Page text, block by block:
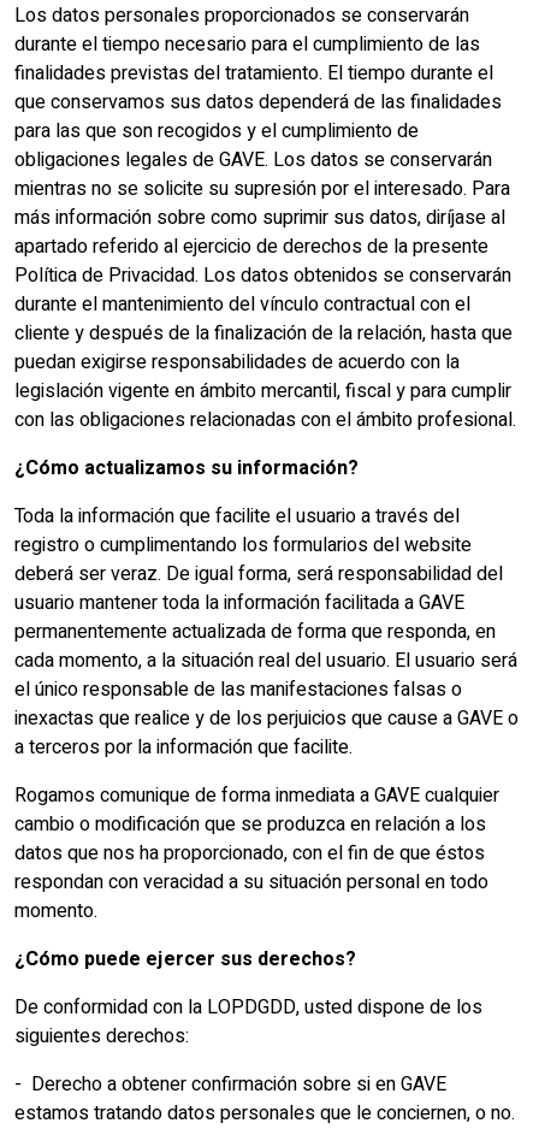
Los datos personales proporcionados se conservarán
durante el tiempo necesario para el cumplimiento de las
finalidades previstas del tratamiento. El tiempo durante el
que conservamos sus datos dependerá de las finalidades
para las que son recogidos y el cumplimiento de
obligaciones legales de GAVE. Los datos se conservarán
mientras no se solicite su supresión por el interesado. Para
más información sobre como suprimir sus datos, diríjase al
apartado referido al ejercicio de derechos de la presente
Política de Privacidad. Los datos obtenidos se conservarán
durante el mantenimiento del vínculo contractual con el
cliente y después de la finalización de la relación, hasta que
puedan exigirse responsabilidades de acuerdo con la
legislación vigente en ámbito mercantil, fiscal y para cumplir
con las obligaciones relacionadas con el ámbito profesional.
¿Cómo actualizamos su información?
Toda la información que facilite el usuario a través del
registro o cumplimentando los formularios del website
deberá ser veraz. De igual forma, será responsabilidad del
usuario mantener toda la información facilitada a GAVE
permanentemente actualizada de forma que responda, en
cada momento, a la situación real del usuario. El usuario será
el único responsable de las manifestaciones falsas o
inexactas que realice y de los perjuicios que cause a GAVE o
a terceros por la información que facilite.
Rogamos comunique de forma inmediata a GAVE cualquier
cambio o modificación que se produzca en relación a los
datos que nos ha proporcionado, con el fin de que éstos
respondan con veracidad a su situación personal en todo
momento.
¿Cómo puede ejercer sus derechos?
De conformidad con la LOPDGDD, usted dispone de los
siguientes derechos:
- Derecho a obtener confirmación sobre si en GAVE
estamos tratando datos personales que le conciernen, o no.